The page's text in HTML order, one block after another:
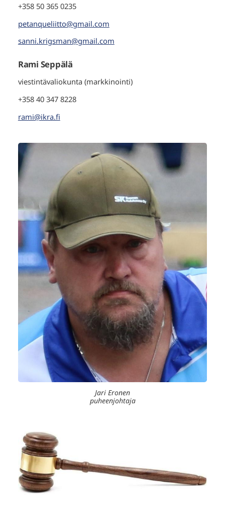
+358 50 365 0235
petanqueliitto@gmail.com
sanni.krigsman@gmail.com
Rami Seppälä
viestintävaliokunta (markkinointi)
+358 40 347 8228
rami@ikra.fi
Jari Eronen
puheenjohtaja